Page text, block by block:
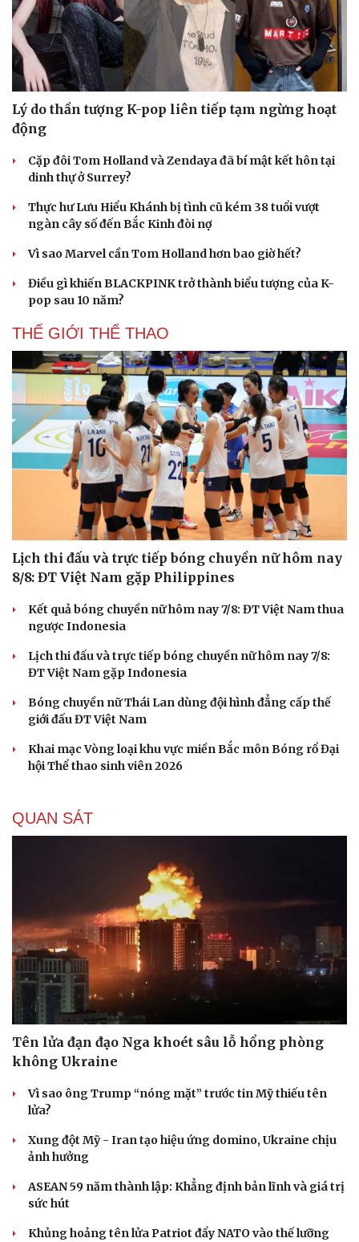
Du lịch
Tư vấn
Săn Tour
check-in
Câu chuyện thời sự
Đọc truyện đêm khuya
Kể chuyện cho bé
Lý do thần tượng K-pop liên tiếp tạm ngừng hoạt
động
Cặp đôi Tom Holland và Zendaya đã bí mật kết hôn tại
dinh thự ở Surrey?
Thực hư Lưu Hiểu Khánh bị tình cũ kém 38 tuổi vượt
ngàn cây số đến Bắc Kinh đòi nợ
Vì sao Marvel cần Tom Holland hơn bao giờ hết?
Điều gì khiến BLACKPINK trở thành biểu tượng của K-
pop sau 10 năm?
THẾ GIỚI THỂ THAO
Lịch thi đấu và trực tiếp bóng chuyền nữ hôm nay
8/8: ĐT Việt Nam gặp Philippines
Kết quả bóng chuyền nữ hôm nay 7/8: ĐT Việt Nam thua
ngược Indonesia
Lịch thi đấu và trực tiếp bóng chuyền nữ hôm nay 7/8:
ĐT Việt Nam gặp Indonesia
Bóng chuyền nữ Thái Lan dùng đội hình đẳng cấp thế
giới đấu ĐT Việt Nam
Khai mạc Vòng loại khu vực miền Bắc môn Bóng rổ Đại
hội Thể thao sinh viên 2026
QUAN SÁT
Tên lửa đạn đạo Nga khoét sâu lỗ hổng phòng
không Ukraine
Vì sao ông Trump “nóng mặt” trước tin Mỹ thiếu tên
lửa?
Xung đột Mỹ - Iran tạo hiệu ứng domino, Ukraine chịu
ảnh hưởng
ASEAN 59 năm thành lập: Khẳng định bản lĩnh và giá trị
sức hút
Khủng hoảng tên lửa Patriot đẩy NATO vào thế lưỡng